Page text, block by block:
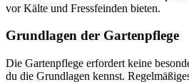
vor Kälte und Fressfeinden bieten.
Grundlagen der Gartenpflege
Die Gartenpflege erfordert keine
du die Grundlagen kennst.